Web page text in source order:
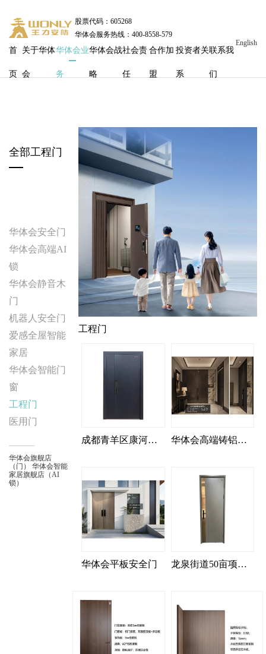
股票代码：605268
华体会服务热线：400-8558-579
首
页
关于华体
会
华体会业
务
华体会战
略
社会责
任
合作加
盟
投资者关
系
联系我
们
English
全部工程门
华体会安全门
华体会高端AI
锁
华体会静音木
门
机器人安全门
爱感全屋智能
家居
华体会智能门
窗
工程门
医用门
华体会旗舰店
（门）
华体会智能
家居旗舰店（AI
锁）
工程门
成都青羊区康河社区项目GL097 价格：2980
华体会高端铸铝装甲门
华体会平板安全门 龙泉街道50亩项目入